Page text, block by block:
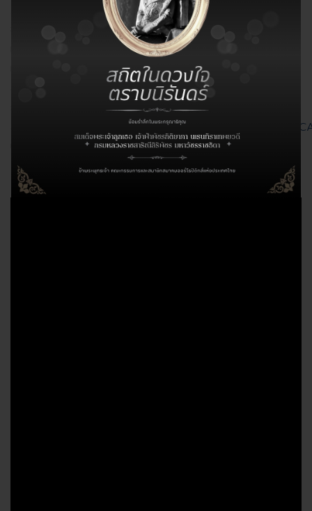
..........................................
ช่องทางติดตามข่าวสารสมาคมฯ
http://toa.or.th/
สมาคม
https://www.facebook.com/thaiorthopaedic
https://www.youtube.com/
บัญชีไลน์ทางการของสมาคม IDLINE OA : @toathai
VDO